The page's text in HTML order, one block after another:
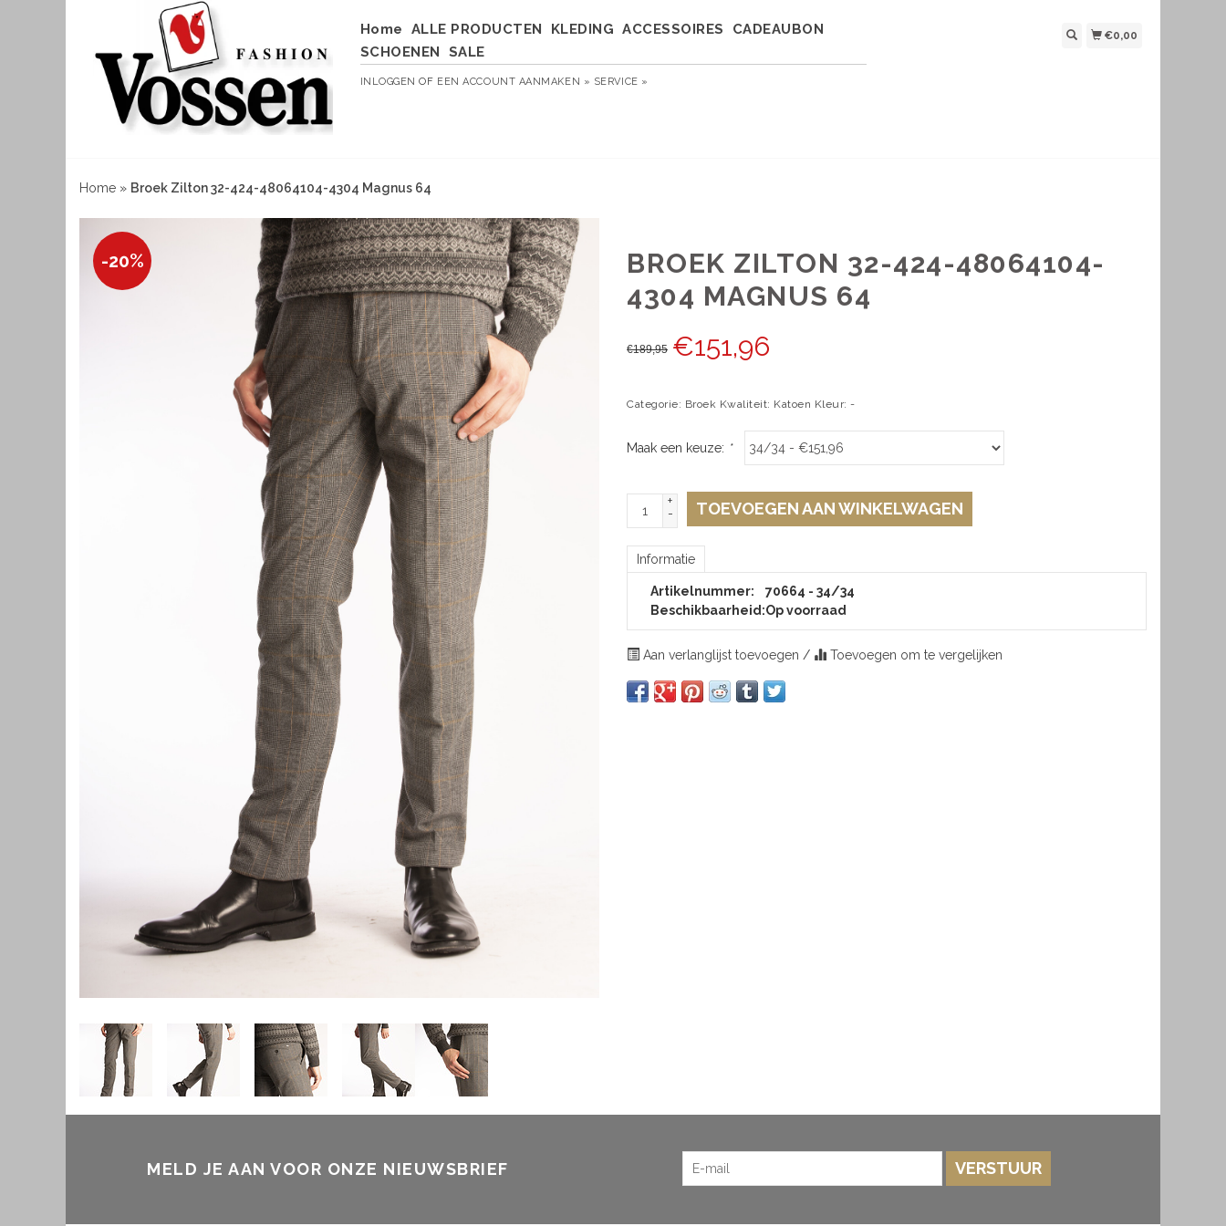
Home ALLE PRODUCTEN KLEDING ACCESSOIRES
CADEAUBON
SCHOENEN
SALE
INLOGGEN OF EEN ACCOUNT AANMAKEN » SERVICE »
€0,00
Home » Broek Zilton 32-424-48064104-4304 Magnus 64
-20%
BROEK ZILTON 32-424-48064104-
4304 MAGNUS 64
€189,95 €151,96
Categorie: Broek Kwaliteit: Katoen Kleur: -
Maak een keuze: *
+
-
TOEVOEGEN AAN WINKELWAGEN
Informatie
Artikelnummer:
70664 - 34/34
Beschikbaarheid:Op voorraad
Aan verlanglijst toevoegen / Toevoegen om te vergelijken
MELD JE AAN VOOR ONZE NIEUWSBRIEF VERSTUUR